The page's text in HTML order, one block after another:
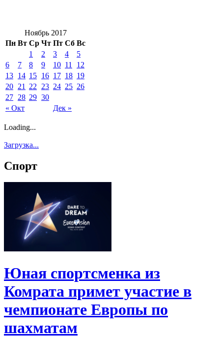
Ноябрь 2017
Пн Вт Ср Чт Пт Сб Вс
« Окт Дек »
1 2 3 4
5
6
7 8 9 10 11
12
13 14 15 16 17 18 19
20 21 22 23 24 25 26
27 28 29 30
Loading...
Загрузка...
Спорт
Юная спортсменка из
Комрата примет участие в
чемпионате Европы по
шахматам